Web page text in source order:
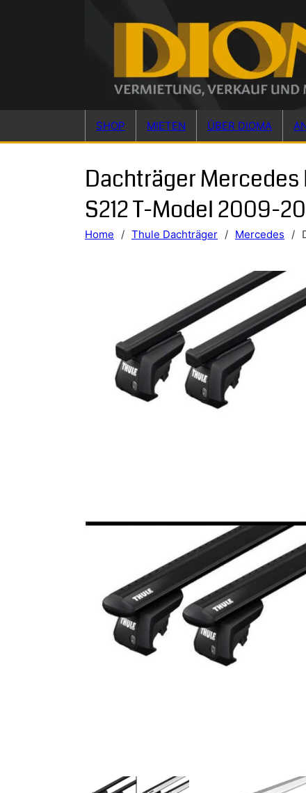
SHOP MIETEN ÜBER DIOMA
Dachträger Mercedes
S212 T-Model 2009-
Home / Thule Dachträger / Mercedes /